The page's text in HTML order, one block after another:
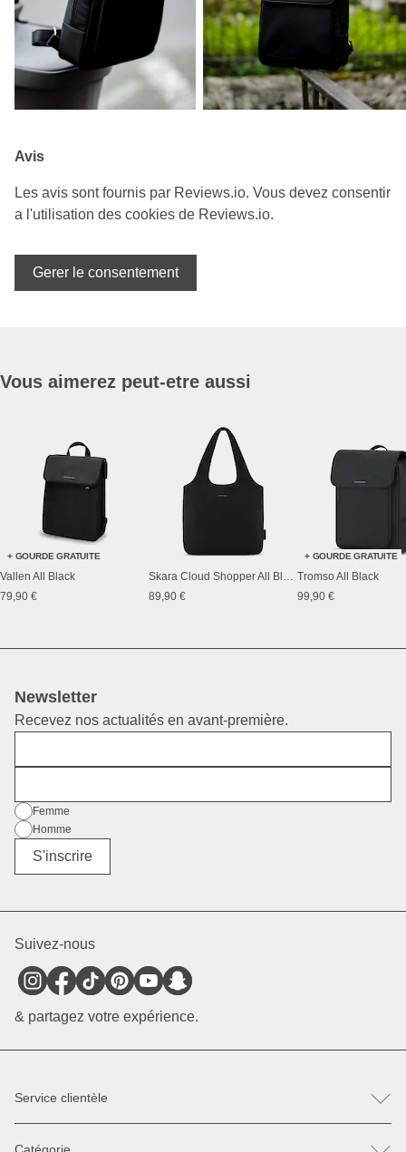
Avis
Les avis sont fournis par Reviews.io. Vous devez consentir
a l'utilisation des cookies de Reviews.io.
Gerer le consentement
Vous aimerez peut-etre aussi
+ GOURDE GRATUITE
Vallen All Black
79,90 €
Skara Cloud Shopper All Black
89,90 €
+ GOURDE GRATUITE
Tromso All Black
99,90 €
Newsletter
Recevez nos actualités en avant-première.
SexeFemme
Homme
Divers
S'inscrire
Suivez-nous
& partagez votre expérience.
Service clientèle
Catégorie